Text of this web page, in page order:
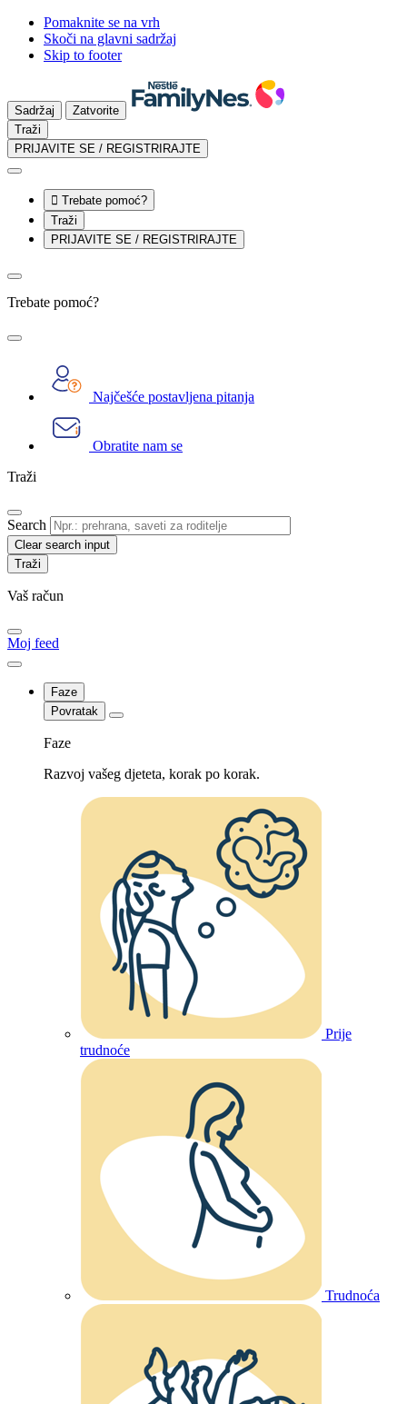
Pomaknite se na vrh
Skoči na glavni sadržaj
Skip to footer
Sadržaj
Zatvorite
Traži
PRIJAVITE SE / REGISTRIRAJTE
 Trebate pomoć?
Traži
PRIJAVITE SE / REGISTRIRAJTE
Trebate pomoć?
Najčešće postavljena pitanja
Obratite nam se
Traži
Search
Clear search input
Vaš račun
Moj feed
Faze
Povratak
Faze
Razvoj vašeg djeteta, korak po korak.
Prije
trudnoće
Trudnoća